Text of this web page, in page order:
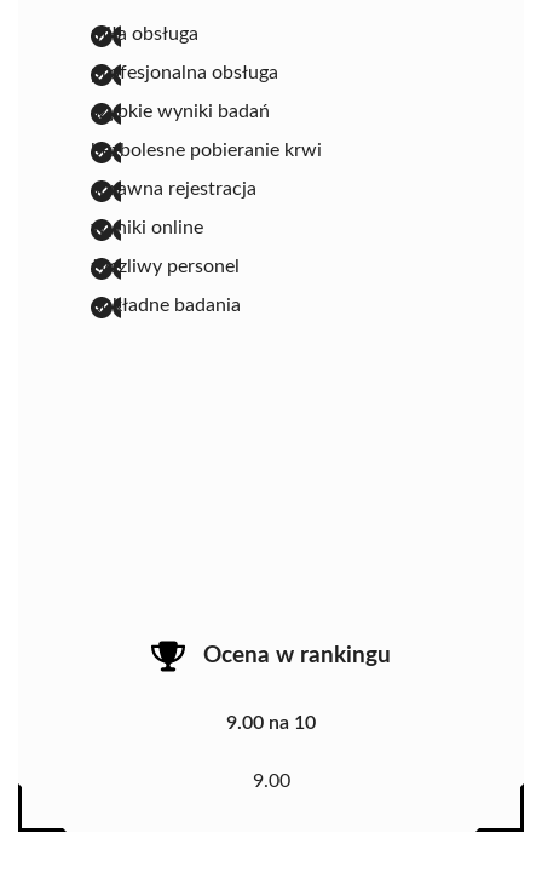
miła obsługa
profesjonalna obsługa
szybkie wyniki badań
bezbolesne pobieranie krwi
sprawna rejestracja
wyniki online
życzliwy personel
dokładne badania
Ocena w rankingu
9.00 na 10
9.00